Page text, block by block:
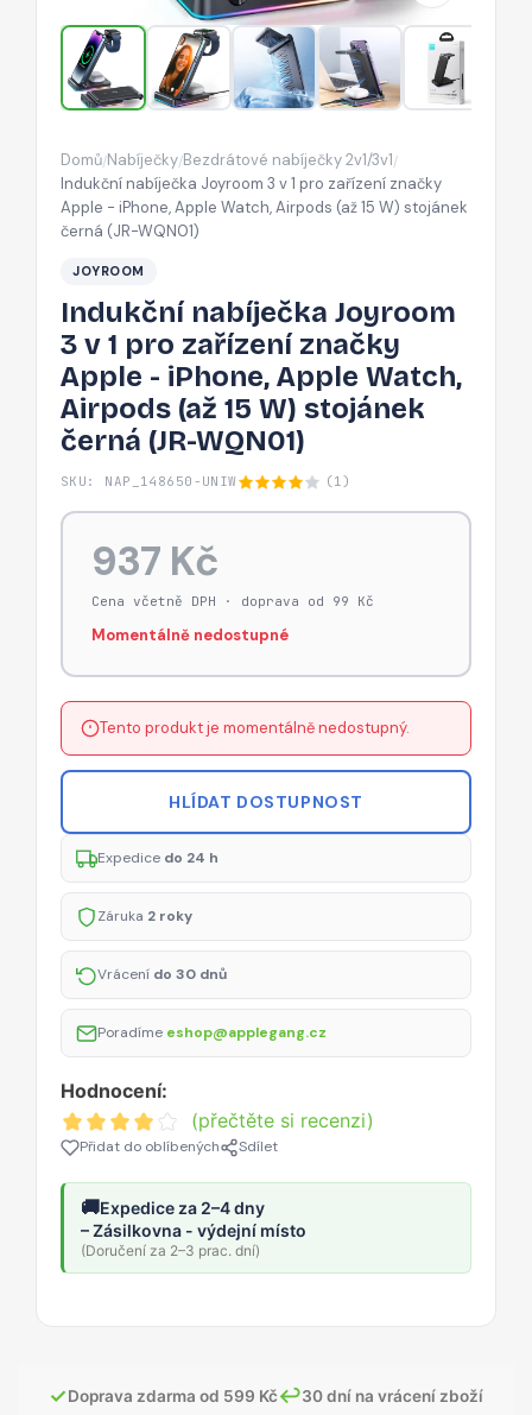
pro
zařízení
značky
Apple
iPhone,
Apple
(až
15
W)
stojánek
černá
(JR-
WQN01)
Domů/Nabíječky/Bezdrátové nabíječky 2v1/3v1/
Indukční nabíječka Joyroom 3 v 1 pro zařízení značky
Apple - iPhone, Apple Watch, Airpods (až 15 W) stojánek
černá (JR-WQN01)
JOYROOM
Indukční nabíječka Joyroom
3 v 1 pro zařízení značky
Apple - iPhone, Apple Watch,
Airpods (až 15 W) stojánek
černá (JR-WQN01)
SKU: NAP_148650-UNIW (1)
937 Kč
Cena včetně DPH · doprava od 99 Kč
Momentálně nedostupné
Tento produkt je momentálně nedostupný.
HLÍDAT DOSTUPNOST
Expedice do 24 h
Záruka 2 roky
Vrácení do 30 dnů
Poradíme eshop@applegang.cz
Hodnocení:
(přečtěte si recenzi)
Přidat do oblíbených Sdílet
🚚Expedice za 2–4 dny
– Zásilkovna - výdejní místo
(Doručení za 2–3 prac. dní)
✓Doprava zdarma od 599 Kč↩30 dní na vrácení zboží